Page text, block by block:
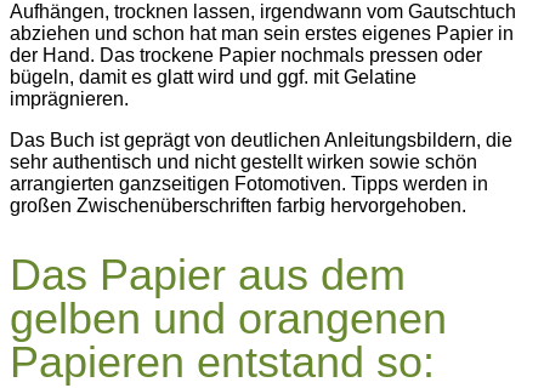
Aufhängen, trocknen lassen, irgendwann vom Gautschtuch
abziehen und schon hat man sein erstes eigenes Papier in
der Hand. Das trockene Papier nochmals pressen oder
bügeln, damit es glatt wird und ggf. mit Gelatine
imprägnieren.
Das Buch ist geprägt von deutlichen Anleitungsbildern, die
sehr authentisch und nicht gestellt wirken sowie schön
arrangierten ganzseitigen Fotomotiven. Tipps werden in
großen Zwischenüberschriften farbig hervorgehoben.
Das Papier aus dem
gelben und orangenen
Papieren entstand so: